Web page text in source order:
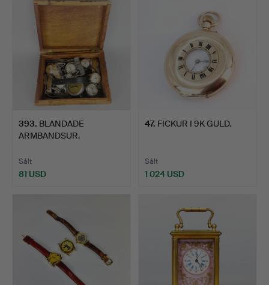
393. BLANDADE
ARMBANDSUR.
Sålt
81 USD
47. FICKUR I 9K GULD.
Sålt
1 024 USD